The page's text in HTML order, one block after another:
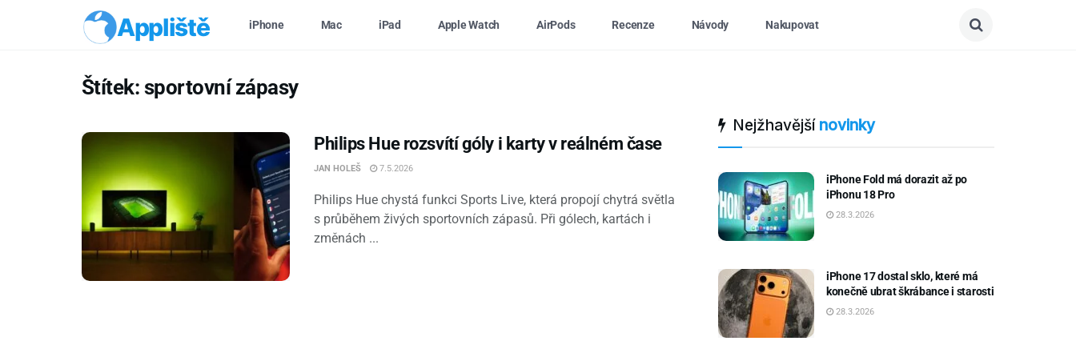
Appliště iPhone Mac iPad Apple Watch AirPods Recenze Návody Nakupovat
Štítek: sportovní zápasy
Philips Hue rozsvítí góly i karty v reálném čase
JAN HOLEŠ 7.5.2026
Philips Hue chystá funkci Sports Live, která propojí chytrá světla
s průběhem živých sportovních zápasů. Při gólech, kartách i
změnách ...
Nejžhavějšínovinky
iPhone Fold má dorazit až po
iPhonu 18 Pro
28.3.2026
iPhone 17 dostal sklo, které má
konečně ubrat škrábance i starosti
28.3.2026